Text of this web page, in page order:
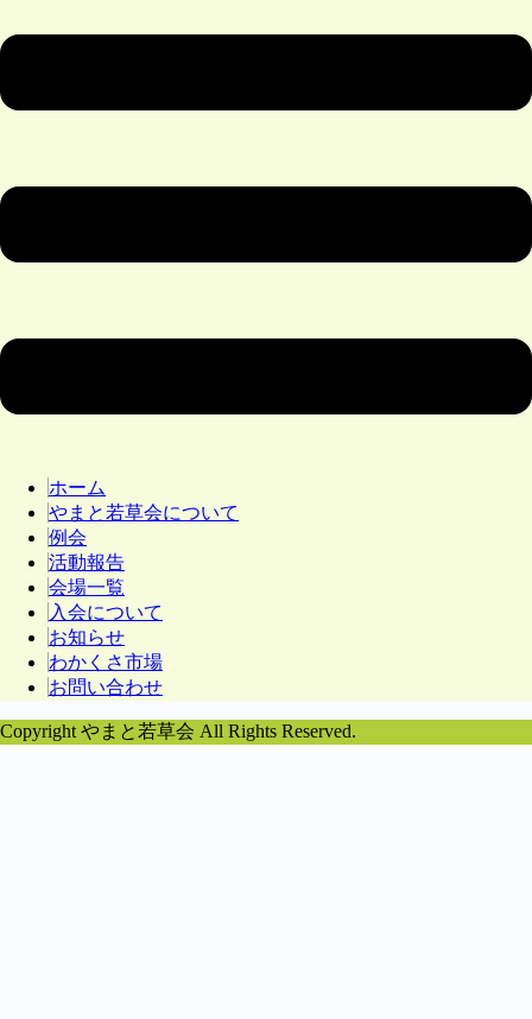
ホーム
やまと若草会について
例会
活動報告
会場一覧
入会について
お知らせ
わかくさ市場
お問い合わせ
Copyright やまと若草会 All Rights Reserved.